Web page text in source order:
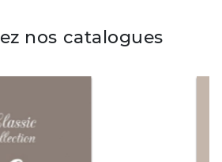
nos catalogues